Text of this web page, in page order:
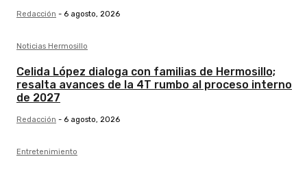
Redacción - 6 agosto, 2026
Noticias Hermosillo
Celida López dialoga con familias de Hermosillo;
resalta avances de la 4T rumbo al proceso interno
de 2027
Redacción - 6 agosto, 2026
Entretenimiento